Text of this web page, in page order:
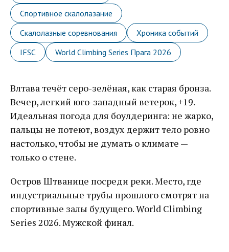
Спортивное скалолазание
Скалолазные соревнования
Хроника событий
IFSC
World Climbing Series Прага 2026
Влтава течёт серо-зелёная, как старая бронза.
Вечер, легкий юго-западный ветерок, +19.
Идеальная погода для боулдеринга: не жарко,
пальцы не потеют, воздух держит тело ровно
настолько, чтобы не думать о климате —
только о стене.
Остров Штванице посреди реки. Место, где
индустриальные трубы прошлого смотрят на
спортивные залы будущего. World Climbing
Series 2026. Мужской финал.